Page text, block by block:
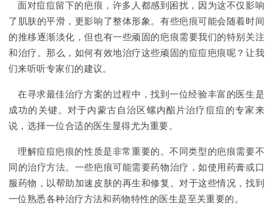
面对痘痘留下的疤痕，许多人都感到困扰，因为这不仅影响
了肌肤的平滑，更影响了整体形象。有些疤痕可能会随着时间
的推移逐渐淡化，但也有一些顽固的疤痕需要我们的特别关注
和治疗。那么，如何有效地治疗这些顽固的痘痘疤痕呢？让我
们来听听专家们的建议。
在寻求最佳治疗方案的过程中，找到一位经验丰富的医生是
成功的关键。对于内蒙古自治区螺内酯片治疗痘痘的专家来
说，选择一位合适的医生显得尤为重要。
理解痘痘疤痕的性质是非常重要的。不同类型的疤痕需要不
同的治疗方法。一些疤痕可能需要药物治疗，如使用药膏或口
服药物，以帮助加速皮肤的再生和修复。对于这些情况，找到
一位熟悉各种治疗方法和药物特性的医生是至关重要的。